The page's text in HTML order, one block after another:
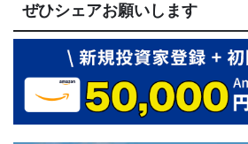
ぜひシェアお願いします